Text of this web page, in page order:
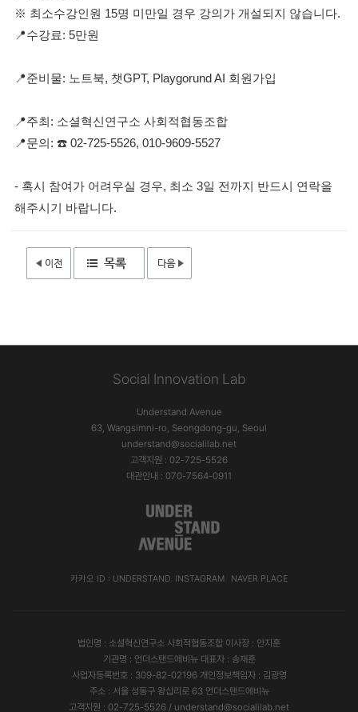
※ 최소수강인원 15명 미만일 경우 강의가 개설되지 않습니다.
📍수강료: 5만원
📍준비물: 노트북, 챗GPT, Playgorund AI 회원가입
📍주최: 소셜혁신연구소 사회적협동조합
📍문의: ☎️ 02-725-5526, 010-9609-5527
- 혹시 참여가 어려우실 경우, 최소 3일 전까지 반드시 연락을
해주시기 바랍니다.
Social Innovation Lab
Understand Avenue
63, Wangsimni-ro, Seongdong-gu, Seoul
understand@socialilab.net
고객지원 : 02-725-5526
대관안내 : 070-7564-0911
카카오 ID : UNDERSTAND INSTAGRAM NAVER PLACE
법인명 : 소셜혁신연구소 사회적협동조합 이사장 : 안지훈
기관명 : 언더스탠드에비뉴 대표자 : 송재훈
사업자등록번호 : 309-82-02196 개인정보책임자 : 김광영
주소 : 서울 성동구 왕십리로 63 언더스탠드에비뉴
고객지원 : 02-725-5526 / understand@socialilab.net